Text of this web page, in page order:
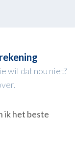
wil dat nou niet?
ik het beste